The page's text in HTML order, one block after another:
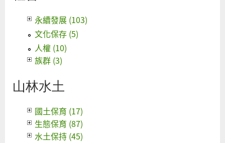
永續發展 (103)
文化保存 (5)
人權 (10)
族群 (3)
山林水土
國土保育 (17)
生態保育 (87)
水土保持 (45)